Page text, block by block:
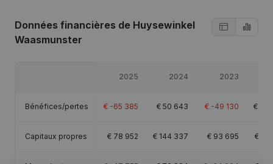
Données financières de Huysewinkel
Waasmunster
2025 2024 2023
Bénéfices/pertes € -65 385 € 50 643 € -49 130 €
Capitaux propres € 78 952 € 144 337 € 93 695 €